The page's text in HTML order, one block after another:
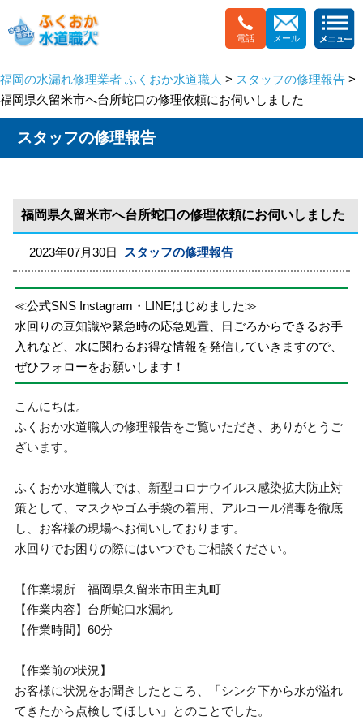
電話 メール
福岡の水漏れ修理業者 ふくおか水道職人 > スタッフの修理報告 >
福岡県久留米市へ台所蛇口の修理依頼にお伺いしました
スタッフの修理報告
福岡県久留米市へ台所蛇口の修理依頼にお伺いしました
2023年07月30日 スタッフの修理報告
≪公式SNS Instagram・LINEはじめました≫
水回りの豆知識や緊急時の応急処置、日ごろからできるお手
入れなど、水に関わるお得な情報を発信していきますので、
ぜひフォローをお願いします！
こんにちは。
ふくおか水道職人の修理報告をご覧いただき、ありがとうご
ざいます。
ふくおか水道職人では、新型コロナウイルス感染拡大防止対
策として、マスクやゴム手袋の着用、アルコール消毒を徹底
し、お客様の現場へお伺いしております。
水回りでお困りの際にはいつでもご相談ください。
【作業場所 福岡県久留米市田主丸町
【作業内容】台所蛇口水漏れ
【作業時間】60分
【作業前の状況】
お客様に状況をお聞きしたところ、「シンク下から水が溢れ
てきたから点検してほしい」とのことでした。